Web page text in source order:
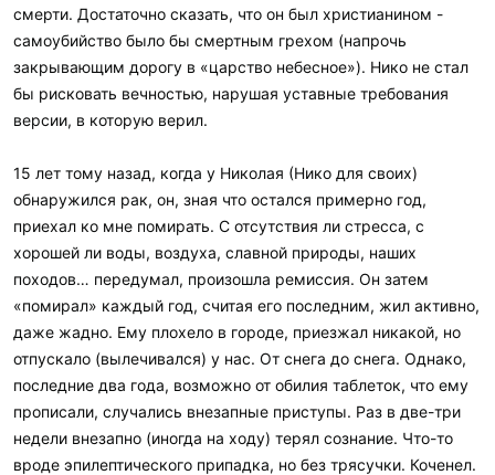
смерти. Достаточно сказать, что он был христианином -
самоубийство было бы смертным грехом (напрочь
закрывающим дорогу в «царство небесное»). Нико не стал
бы рисковать вечностью, нарушая уставные требования
версии, в которую верил.
15 лет тому назад, когда у Николая (Нико для своих)
обнаружился рак, он, зная что остался примерно год,
приехал ко мне помирать. С отсутствия ли стресса, с
хорошей ли воды, воздуха, славной природы, наших
походов… передумал, произошла ремиссия. Он затем
«помирал» каждый год, считая его последним, жил активно,
даже жадно. Ему плохело в городе, приезжал никакой, но
отпускало (вылечивался) у нас. От снега до снега. Однако,
последние два года, возможно от обилия таблеток, что ему
прописали, случались внезапные приступы. Раз в две-три
недели внезапно (иногда на ходу) терял сознание. Что-то
вроде эпилептического припадка, но без трясучки. Коченел.